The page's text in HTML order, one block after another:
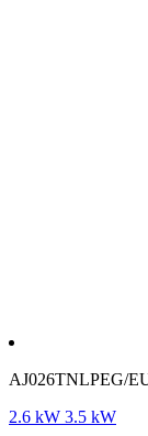
AJ026TNLPEG/
2.6 kW 3.5 kW